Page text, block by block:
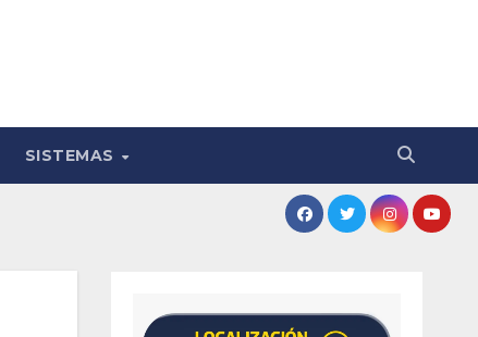
SISTEMAS